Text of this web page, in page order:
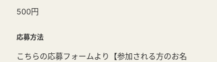
500円
応募方法
こちらの応募フォームより【参加される方のお名